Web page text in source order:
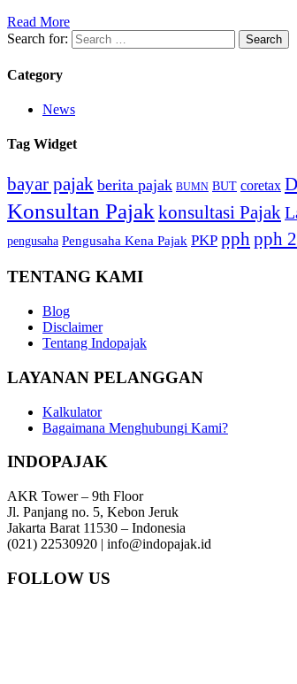
Read More
Search for:
Category
News
Tag Widget
bayar pajak berita pajak BUMN BUT coretax
Konsultan Pajak konsultasi Pajak
pengusaha Pengusaha Kena Pajak PKP pph pph
TENTANG KAMI
Blog
Disclaimer
Tentang Indopajak
LAYANAN PELANGGAN
Kalkulator
Bagaimana Menghubungi Kami?
INDOPAJAK
AKR Tower – 9th Floor
Jl. Panjang no. 5, Kebon Jeruk
Jakarta Barat 11530 – Indonesia
(021) 22530920 | info@indopajak.id
FOLLOW US